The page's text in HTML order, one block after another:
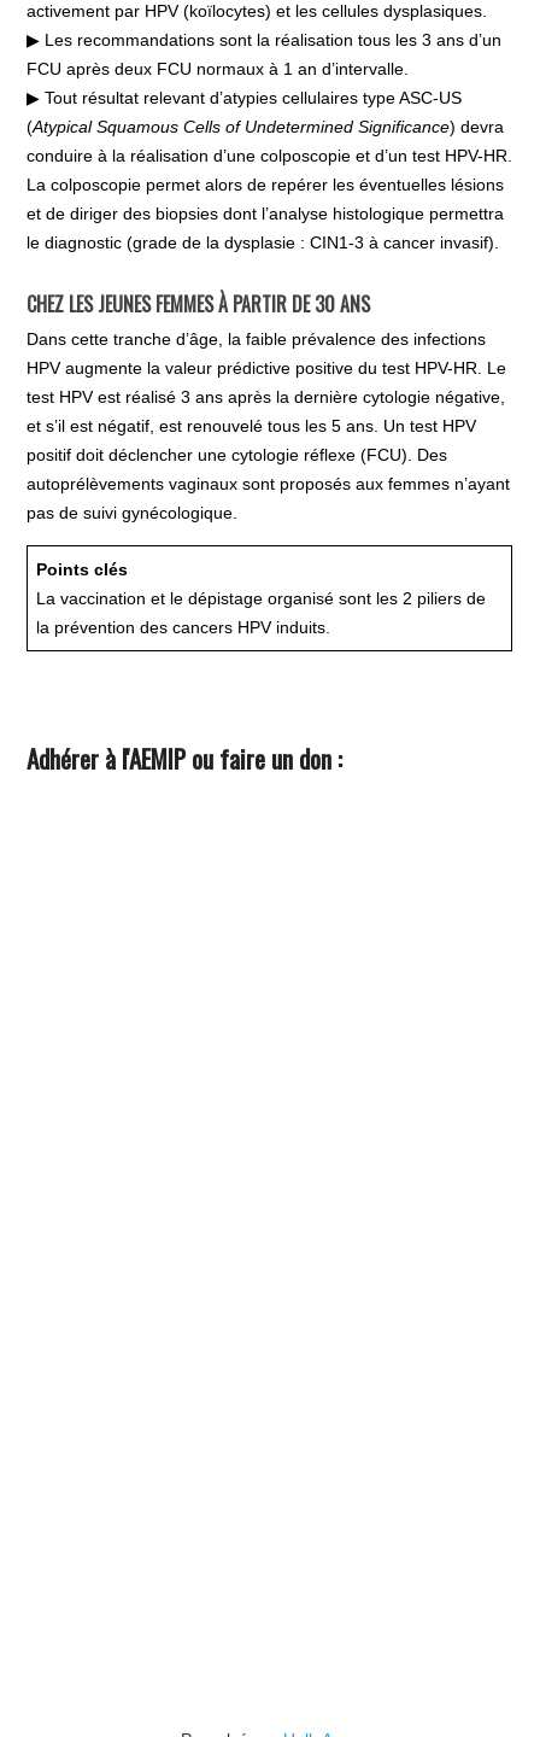
activement par HPV (koïlocytes) et les cellules dysplasiques.
▶ Les recommandations sont la réalisation tous les 3 ans d’un
FCU après deux FCU normaux à 1 an d’intervalle.
▶ Tout résultat relevant d’atypies cellulaires type ASC-US
(Atypical Squamous Cells of Undetermined Significance) devra
conduire à la réalisation d’une colposcopie et d’un test HPV-HR.
La colposcopie permet alors de repérer les éventuelles lésions
et de diriger des biopsies dont l’analyse histologique permettra
le diagnostic (grade de la dysplasie : CIN1-3 à cancer invasif).
CHEZ LES JEUNES FEMMES À PARTIR DE 30 ANS
Dans cette tranche d’âge, la faible prévalence des infections
HPV augmente la valeur prédictive positive du test HPV-HR. Le
test HPV est réalisé 3 ans après la dernière cytologie négative,
et s’il est négatif, est renouvelé tous les 5 ans. Un test HPV
positif doit déclencher une cytologie réflexe (FCU). Des
autoprélèvements vaginaux sont proposés aux femmes n’ayant
pas de suivi gynécologique.
Points clés
La vaccination et le dépistage organisé sont les 2 piliers de
la prévention des cancers HPV induits.
Adhérer à l'AEMIP ou faire un don :